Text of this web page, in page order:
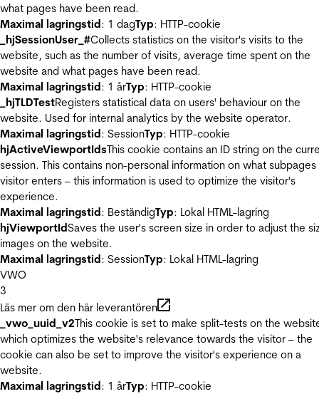
what pages have been read.
Maximal lagringstid: 1 dagTyp: HTTP-cookie
_hjSessionUser_#Collects statistics on the visitor's visits to the
website, such as the number of visits, average time spent on the
website and what pages have been read.
Maximal lagringstid: 1 årTyp: HTTP-cookie
_hjTLDTestRegisters statistical data on users' behaviour on the
website. Used for internal analytics by the website operator.
Maximal lagringstid: SessionTyp: HTTP-cookie
hjActiveViewportIdsThis cookie contains an ID string on the
session. This contains non-personal information on what
visitor enters – this information is used to optimize the visitor's
experience.
Maximal lagringstid: BeständigTyp: Lokal HTML-lagring
hjViewportIdSaves the user's screen size in order to adjust the
images on the website.
Maximal lagringstid: SessionTyp: Lokal HTML-lagring
VWO
3
Läs mer om den här leverantören
_vwo_uuid_v2This cookie is set to make split-tests on the
which optimizes the website's relevance towards the visitor – the
cookie can also be set to improve the visitor's experience on a
website.
Maximal lagringstid: 1 årTyp: HTTP-cookie